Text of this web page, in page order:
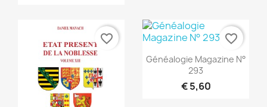
favorite_border
Snel bekijken
Généalogie Magazine N°
293
€ 5,60
favorite_border